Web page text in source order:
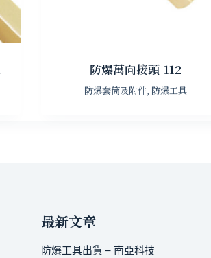
防爆萬向接頭-112
防爆套筒及附件, 防爆工具
最新文章
防爆工具出貨 – 南亞科技